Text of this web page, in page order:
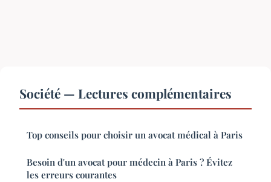
Société — Lectures complémentaires
Top conseils pour choisir un avocat médical à Paris
Besoin d'un avocat pour médecin à Paris ? Évitez
les erreurs courantes